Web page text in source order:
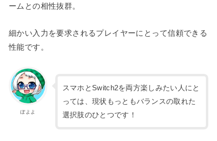
ームとの相性抜群。
細かい入力を要求されるプレイヤーにとって信頼できる
性能です。
ぽよよ
スマホとSwitch2を両方楽しみたい人にと
っては、現状もっともバランスの取れた
選択肢のひとつです！